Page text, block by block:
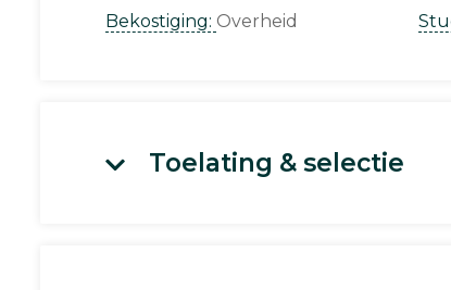
Bekostiging: Overheid
Toelating & selectie